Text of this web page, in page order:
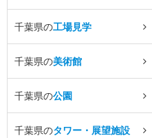
千葉県の工場見学
千葉県の美術館
千葉県の公園
千葉県のタワー・展望施設